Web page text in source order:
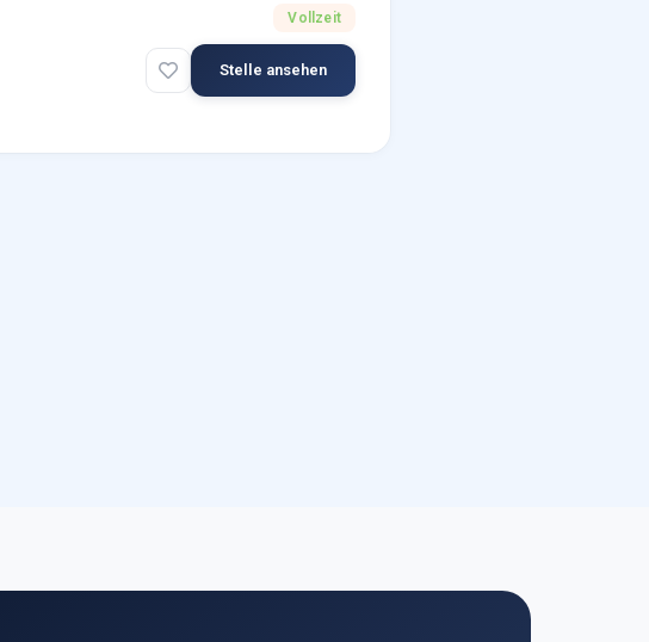
Vollzeit
Stelle ansehen